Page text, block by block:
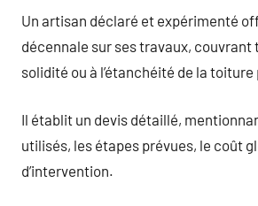
Un artisan déclaré et expérimenté
décennale sur ses travaux, couvrant
solidité ou à l’étanchéité de la
Il établit un devis détaillé,
utilisés, les étapes prévues, le coût
d’intervention.